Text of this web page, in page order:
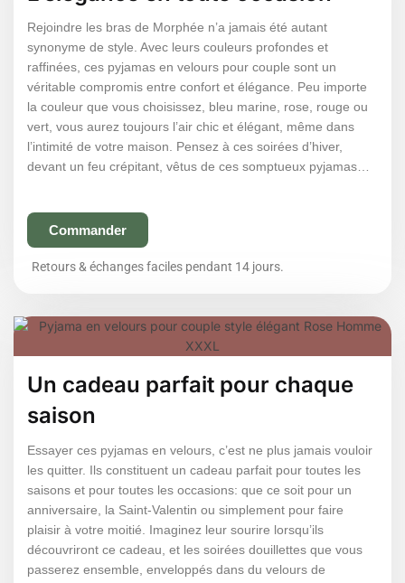
Rejoindre les bras de Morphée n’a jamais été autant
synonyme de style. Avec leurs couleurs profondes et
raffinées, ces pyjamas en velours pour couple sont un
véritable compromis entre confort et élégance. Peu importe
la couleur que vous choisissez, bleu marine, rose, rouge ou
vert, vous aurez toujours l’air chic et élégant, même dans
l’intimité de votre maison. Pensez à ces soirées d’hiver,
devant un feu crépitant, vêtus de ces somptueux pyjamas…
Commander
Retours & échanges faciles pendant 14 jours.
Un cadeau parfait pour chaque
saison
Essayer ces pyjamas en velours, c’est ne plus jamais vouloir
les quitter. Ils constituent un cadeau parfait pour toutes les
saisons et pour toutes les occasions: que ce soit pour un
anniversaire, la Saint-Valentin ou simplement pour faire
plaisir à votre moitié. Imaginez leur sourire lorsqu’ils
découvriront ce cadeau, et les soirées douillettes que vous
passerez ensemble, enveloppés dans du velours de